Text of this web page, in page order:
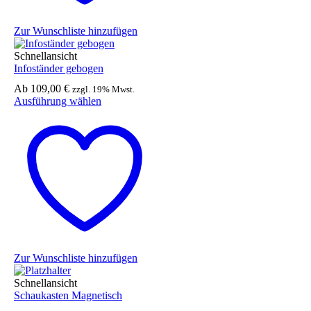
Zur Wunschliste hinzufügen
Schnellansicht
Infoständer gebogen
Ab 109,00 € zzgl. 19% Mwst.
Ausführung wählen
weist
mehrere
Varianten
Optionen
können
auf
der
werden
Zur Wunschliste hinzufügen
Schnellansicht
Schaukasten Magnetisch